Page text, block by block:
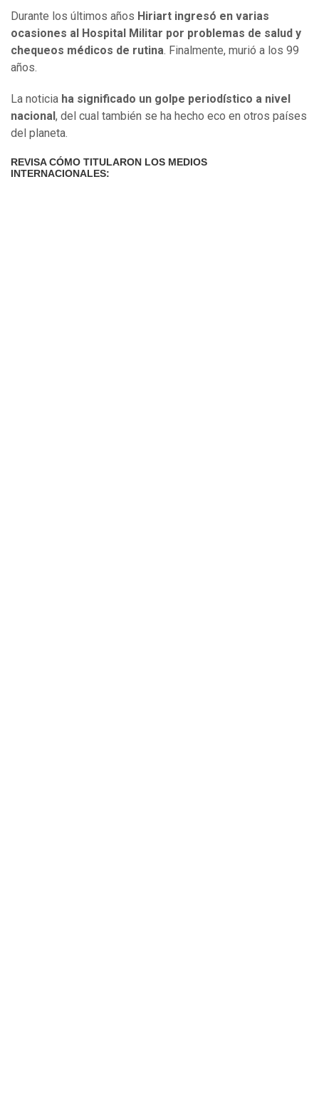
Durante los últimos años Hiriart ingresó en varias
ocasiones al Hospital Militar por problemas de salud y
chequeos médicos de rutina. Finalmente, murió a los 99
años.
La noticia ha significado un golpe periodístico a nivel
nacional , del cual también se ha hecho eco en otros países
del planeta.
REVISA CÓMO TITULARON LOS MEDIOS
INTERNACIONALES: